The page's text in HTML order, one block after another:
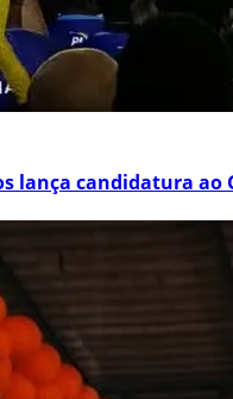
lança candidatura ao